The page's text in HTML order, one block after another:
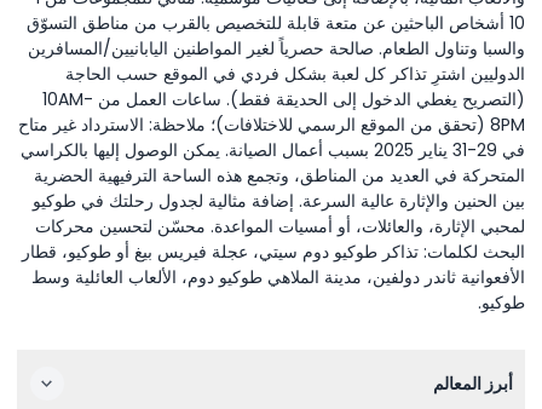
10 أشخاص الباحثين عن متعة قابلة للتخصيص بالقرب من مناطق التسوّق
والسبا وتناول الطعام. صالحة حصرياً لغير المواطنين اليابانيين/المسافرين
الدوليين اشترِ تذاكر كل لعبة بشكل فردي في الموقع حسب الحاجة
(التصريح يغطي الدخول إلى الحديقة فقط). ساعات العمل من 10AM-
8PM (تحقق من الموقع الرسمي للاختلافات)؛ ملاحظة: الاسترداد غير متاح
في 29-31 يناير 2025 بسبب أعمال الصيانة. يمكن الوصول إليها بالكراسي
المتحركة في العديد من المناطق، وتجمع هذه الساحة الترفيهية الحضرية
بين الحنين والإثارة عالية السرعة. إضافة مثالية لجدول رحلتك في طوكيو
لمحبي الإثارة، والعائلات، أو أمسيات المواعدة. محسّن لتحسين محركات
البحث لكلمات: تذاكر طوكيو دوم سيتي، عجلة فيريس بيغ أو طوكيو، قطار
الأفعوانية ثاندر دولفين، مدينة الملاهي طوكيو دوم، الألعاب العائلية وسط
طوكيو.
أبرز المعالم